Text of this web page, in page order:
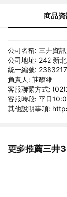
商品
公司名稱: 三井資
公司地址: 242 新
統一編號:
負責人: 莊馥維
客服聯繫方式:
客服時段: 平日
其他說明事項:
更多推薦三井
看更多